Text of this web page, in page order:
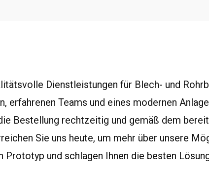
Dienstleistungen für Blech- und
erfahrenen Teams und eines modernen
Bestellung rechtzeitig und gemäß dem
Sie uns heute, um mehr über unsere
Prototyp und schlagen Ihnen die besten